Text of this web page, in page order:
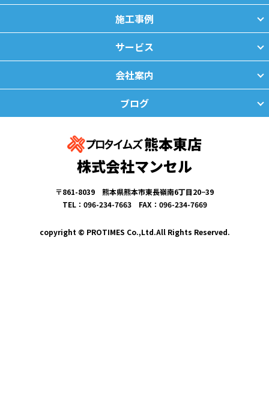
施工事例
サービス
会社案内
ブログ
熊本東店
株式会社マンセル
〒861-8039 熊本県熊本市東長嶺南6丁目20−39
TEL：096-234-7663 FAX：096-234-7669
copyright © PROTIMES Co.,Ltd.All Rights Reserved.